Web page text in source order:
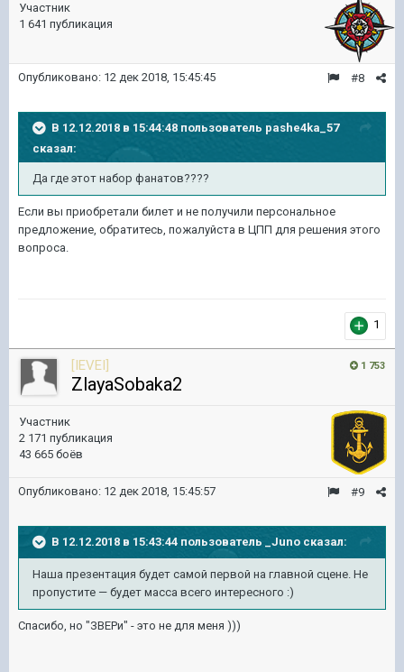
Участник
1 641 публикация
#8
Опубликовано: 12 дек 2018, 15:45:45
В 12.12.2018 в 15:44:48 пользователь pashe4ka_57
сказал:
Да где этот набор фанатов????
Если вы приобретали билет и не получили персональное
предложение, обратитесь, пожалуйста в ЦПП для решения этого
вопроса.
1
1 753
[IEVEI]
ZlayaSobaka2
Участник
2 171 публикация
43 665 боёв
#9
Опубликовано: 12 дек 2018, 15:45:57
В 12.12.2018 в 15:43:44 пользователь _Juno сказал:
Наша презентация будет самой первой на главной сцене. Не
пропустите — будет масса всего интересного :)
Спасибо, но "ЗВЕРи" - это не для меня )))